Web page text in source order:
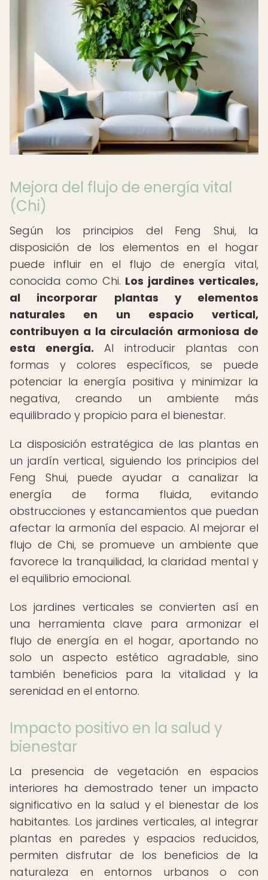
Mejora del flujo de energía vital
(Chi)
Según los principios del Feng Shui, la
disposición de los elementos en el hogar
puede influir en el flujo de energía vital,
conocida como Chi. Los jardines verticales,
al incorporar plantas y elementos
naturales en un espacio vertical,
contribuyen a la circulación armoniosa de
esta energía. Al introducir plantas con
formas y colores específicos, se puede
potenciar la energía positiva y minimizar la
negativa, creando un ambiente más
equilibrado y propicio para el bienestar.
La disposición estratégica de las plantas en
un jardín vertical, siguiendo los principios del
Feng Shui, puede ayudar a canalizar la
energía de forma fluida, evitando
obstrucciones y estancamientos que puedan
afectar la armonía del espacio. Al mejorar el
flujo de Chi, se promueve un ambiente que
favorece la tranquilidad, la claridad mental y
el equilibrio emocional.
Los jardines verticales se convierten así en
una herramienta clave para armonizar el
flujo de energía en el hogar, aportando no
solo un aspecto estético agradable, sino
también beneficios para la vitalidad y la
serenidad en el entorno.
Impacto positivo en la salud y
bienestar
La presencia de vegetación en espacios
interiores ha demostrado tener un impacto
significativo en la salud y el bienestar de los
habitantes. Los jardines verticales, al integrar
plantas en paredes y espacios reducidos,
permiten disfrutar de los beneficios de la
naturaleza en entornos urbanos o con